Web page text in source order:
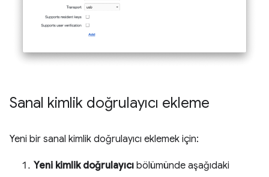
Sanal kimlik doğrulayıcı ekleme
Yeni bir sanal kimlik doğrulayıcı eklemek için:
Yeni kimlik doğrulayıcı bölümünde aşağıdaki